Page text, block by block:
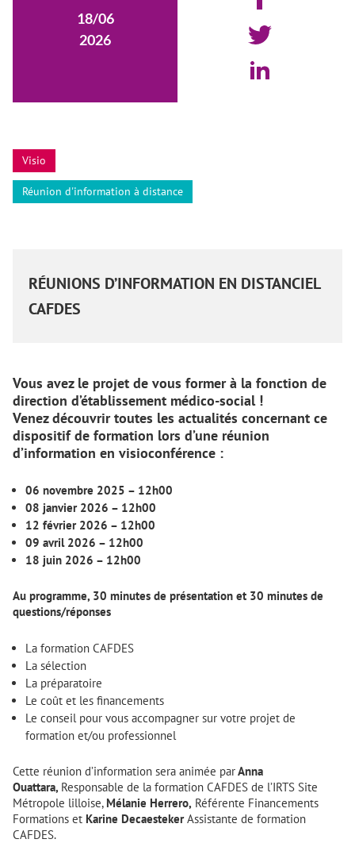
18/06
2026
Visio
Réunion d'information à distance
RÉUNIONS D’INFORMATION EN DISTANCIEL
CAFDES
Vous avez le projet de vous former à la fonction de
direction d’établissement médico-social !
Venez découvrir toutes les actualités concernant ce
dispositif de formation lors d’une réunion
d’information en visioconférence :
06 novembre 2025 – 12h00
08 janvier 2026 – 12h00
12 février 2026 – 12h00
09 avril 2026 – 12h00
18 juin 2026 – 12h00
Au programme, 30 minutes de présentation et 30 minutes de
questions/réponses
La formation CAFDES
La sélection
La préparatoire
Le coût et les financements
Le conseil pour vous accompagner sur votre projet de
formation et/ou professionnel
Cette réunion d’information sera animée parAnna
Ouattara, Responsable de la formation CAFDES de l’IRTS Site
Métropole lilloise, Mélanie Herrero, Référente Financements
Formations et Karine DecaestekerAssistante de formation
CAFDES.